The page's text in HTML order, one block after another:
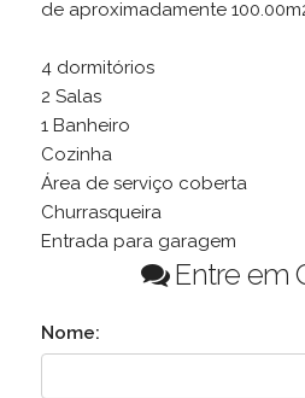
de aproximadamente
4 dormitórios
2 Salas
1 Banheiro
Cozinha
Área de serviço coberta
Churrasqueira
Entrada para garagem
Entre em
Nome: